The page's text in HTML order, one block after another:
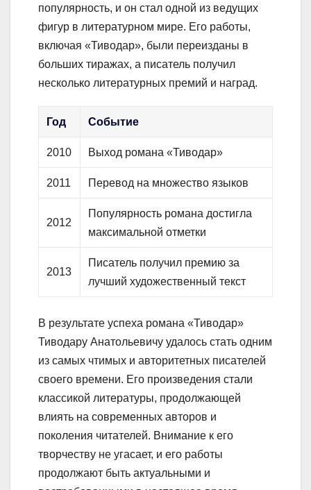
популярность, и он стал одной из ведущих
фигур в литературном мире. Его работы,
включая «Тиводар», были переизданы в
больших тиражах, а писатель получил
несколько литературных премий и наград.
Год Событие
2010 Выход романа «Тиводар»
2011 Перевод на множество языков
2012
Популярность романа достигла
максимальной отметки
2013
Писатель получил премию за
лучший художественный текст
В результате успеха романа «Тиводар»
Тиводару Анатольевичу удалось стать одним
из самых чтимых и авторитетных писателей
своего времени. Его произведения стали
классикой литературы, продолжающей
влиять на современных авторов и
поколения читателей. Внимание к его
творчеству не угасает, и его работы
продолжают быть актуальными и